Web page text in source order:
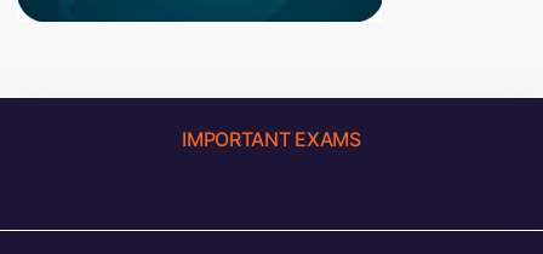
IMPORTANT EXAMS